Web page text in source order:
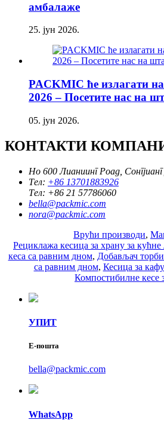
амбалаже
25. јун 2026.
PACKMIC ће излагати
2026 – Посетите нас на
05. јун 2026.
КОНТАКТИ
Но 600 Лианиинг Роад,
Тел: +86 13701883926
Тел: +86 21 57786060
bella@packmic.com
nora@packmic.com
Врући производи,
Рециклажа кесица за храну за
кеса са равним дном, Добављач
са равним дном, Кесица за
Компостибилне кесе
УПИТ
Е-пошта
bella@packmic.com
WhatsApp